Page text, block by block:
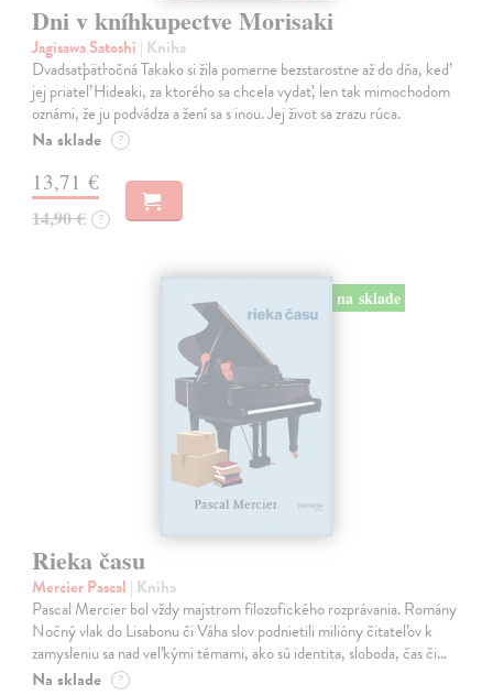
Dni v kníhkupectve Morisaki
Jagisawa Satoshi | Kniha
Dvadsaťpäťročná Takako si žila pomerne bezstarostne až do dňa, keď
jej priateľ Hideaki, za ktorého sa chcela vydať, len tak mimochodom
oznámi, že ju podvádza a žení sa s inou. Jej život sa zrazu rúca.
Na sklade ?
13,71 €
14,90 € ?
na sklade
Rieka času
Mercier Pascal | Kniha
Pascal Mercier bol vždy majstrom filozofického rozprávania. Romány
Nočný vlak do Lisabonu či Váha slov podnietili milióny čitateľov k
zamysleniu sa nad veľkými témami, ako sú identita, sloboda, čas či…
Na sklade ?